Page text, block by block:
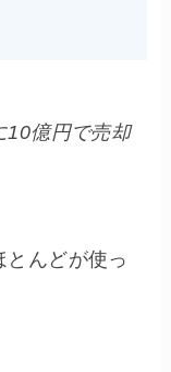
10億円で売却
んどが使っ